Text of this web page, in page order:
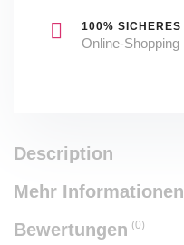
100% SICHERES
Online-Shopping
Description
Mehr Informationen
Bewertungen(0)